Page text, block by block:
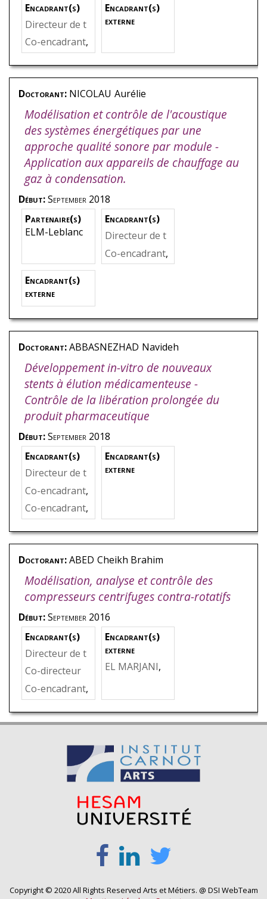
Encadrant(s)
Directeur de t
hèse,BAKIR,F
arid
Co-encadrant,
KOUIDRI,Sma
ïne
Encadrant(s)
externe
Doctorant: NICOLAU Aurélie
Modélisation et contrôle de l'acoustique
des systèmes énergétiques par une
approche qualité sonore par module -
Application aux appareils de chauffage au
gaz à condensation.
Début:September 2018
Partenaire(s)
ELM-Leblanc
Encadrant(s)
Directeur de t
hèse,KHELLA
DI,Sofiane
Co-encadrant,
HAYNE,Béné
Encadrant(s)
externe
Doctorant:ABBASNEZHAD Navideh
Développement in-vitro de nouveaux
stents à élution médicamenteuse -
Contrôle de la libération prolongée du
produit pharmaceutique
Début:September 2018
Encadrant(s)
Directeur de t
hèse,BAKIR,F
arid
Co-encadrant,
CHAMPMART
IN,Stéphane
Co-encadrant,
SHIRINBAYA
N,Mohamma
Encadrant(s)
externe
Doctorant:ABED Cheikh Brahim
Modélisation, analyse et contrôle des
compresseurs centrifuges contra-rotatifs
Début:September 2016
Encadrant(s)
Directeur de t
hèse,KHELLA
DI
Sofiane
Co-directeur
Co-encadrant,
DELIGANT,M
ichaël
Encadrant(s)
externe
EL MARJANI,
dia d'ingénieu
rs, Maroc
Copyright © 2020 All Rights Reserved Arts et Métiers. @ DSI WebTeam